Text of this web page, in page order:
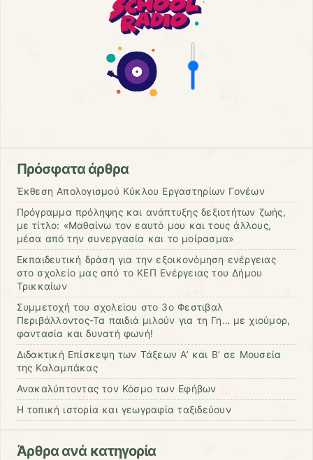
Πρόσφατα άρθρα
Έκθεση Απολογισμού Κύκλου Εργαστηρίων Γονέων
Πρόγραμμα πρόληψης και ανάπτυξης δεξιοτήτων ζωής,
με τίτλο: «Μαθαίνω τον εαυτό μου και τους άλλους,
μέσα από την συνεργασία και το μοίρασμα»
Εκπαιδευτική δράση για την εξοικονόμηση ενέργειας
στο σχολείο μας από το ΚΕΠ Ενέργειας του Δήμου
Τρικκαίων
Συμμετοχή του σχολείου στο 3ο Φεστιβαλ
Περιβάλλοντος-Τα παιδιά μιλούν για τη Γη… με χιούμορ,
φαντασία και δυνατή φωνή!
Διδακτική Επίσκεψη των Τάξεων Α’ και Β’ σε Μουσεία
της Καλαμπάκας
Ανακαλύπτοντας τον Κόσμο των Εφήβων
Η τοπική ιστορία και γεωγραφία ταξιδεύουν
Άρθρα ανά κατηγορία